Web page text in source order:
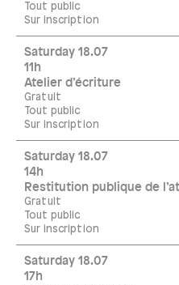
Tout public
Sur inscription
Saturday 18.07
11h
Atelier d’écriture
Gratuit
Tout public
Sur inscription
Saturday 18.07
14h
Restitution publique de
Gratuit
Tout public
Sur inscription
Saturday 18.07
17h